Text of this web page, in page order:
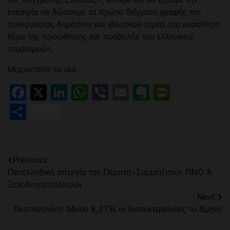
ευκαιρία να δώσουμε τα πρώτα δείγματα γραφής της
συνεργασίας δημόσιου και ιδιωτικού τομέα στο ευαίσθητο
θέμα της προώθησης και προβολής του ελληνικού
τουρισμού».
Μοιραστείτε τα νέα
Facebook
X LinkedIn
WhatsApp
ViberEmailEvernote
Πλοήγηση
άρθρων
Previous:
Πανελλαδική απεργία την Πέμπτη-Συμμετέχουν ΠΝΟ &
Ξενοδοχοϋπάλληλοι
Next:
Θεσσαλονίκη: Μείον 8,27% οι διανυκτερεύσεις το 8μηνο